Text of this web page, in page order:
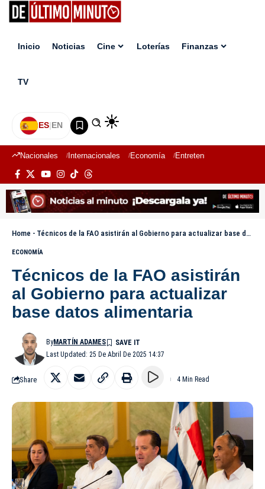
Inicio Noticias Cine Loterías Finanzas
TV
ES|EN
Nacionales Internacionales Economía Entretenimiento
Home - Técnicos de la FAO asistirán al Gobierno para actualizar base datos alimentaria
ECONOMÍA
Técnicos de la FAO asistirán
al Gobierno para actualizar
base datos alimentaria
Last Updated: 25 De Abril De 2025 14:37
ByMARTÍN ADAMES
Share 4 Min Read